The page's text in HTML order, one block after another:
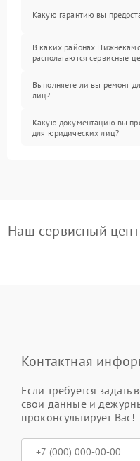
Какую гарантию вы
В каких районах
располагаются сервисные
Выполняете ли вы ремонт
лиц?
Какую документацию вы
для юридических лиц?
Наш сервисный
Контактная
Если требуется задать
свои данные и
проконсультирует Вас!